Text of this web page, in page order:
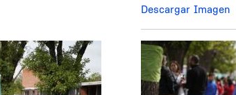
Descargar Imagen